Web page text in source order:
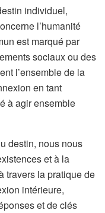
individuel,
l’humanité
est marqué par
sociaux ou des
l’ensemble de la
en tant
à agir ensemble
destin, nous nous
et à la
travers la pratique de
intérieure,
et de clés